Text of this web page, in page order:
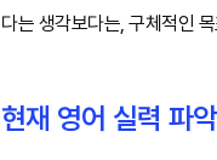
다는 생각보다는, 구체적인
현재 영어 실력 파악